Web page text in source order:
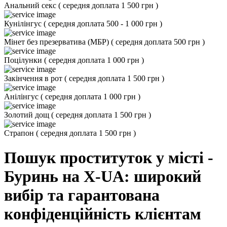
Анальний секс ( середня доплата 1 500 грн )
Кунілінгус ( середня доплата 500 - 1 000 грн )
Мінет без презерватива (МБР) ( середня доплата 500 грн )
Поцілунки ( середня доплата 1 000 грн )
Закінчення в рот ( середня доплата 1 500 грн )
Анілінгус ( середня доплата 1 000 грн )
Золотий дощ ( середня доплата 1 500 грн )
Страпон ( середня доплата 1 500 грн )
Пошук проституток у місті -
Буринь на X-UA: широкий
вибір та гарантована
конфіденційність клієнтам